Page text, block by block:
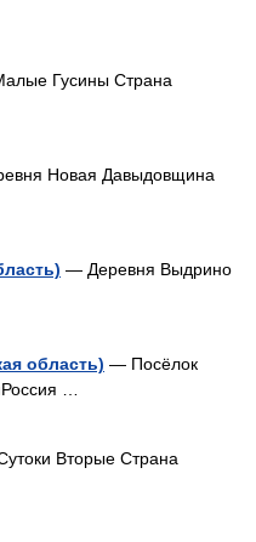
Гусины Страна
Новая Давыдовщина
— Деревня Выдрино
область) — Посёлок
…
Вторые Страна